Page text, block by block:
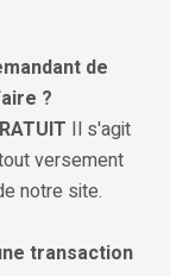
de
?
Il s'agit
versement
notre site.
transaction